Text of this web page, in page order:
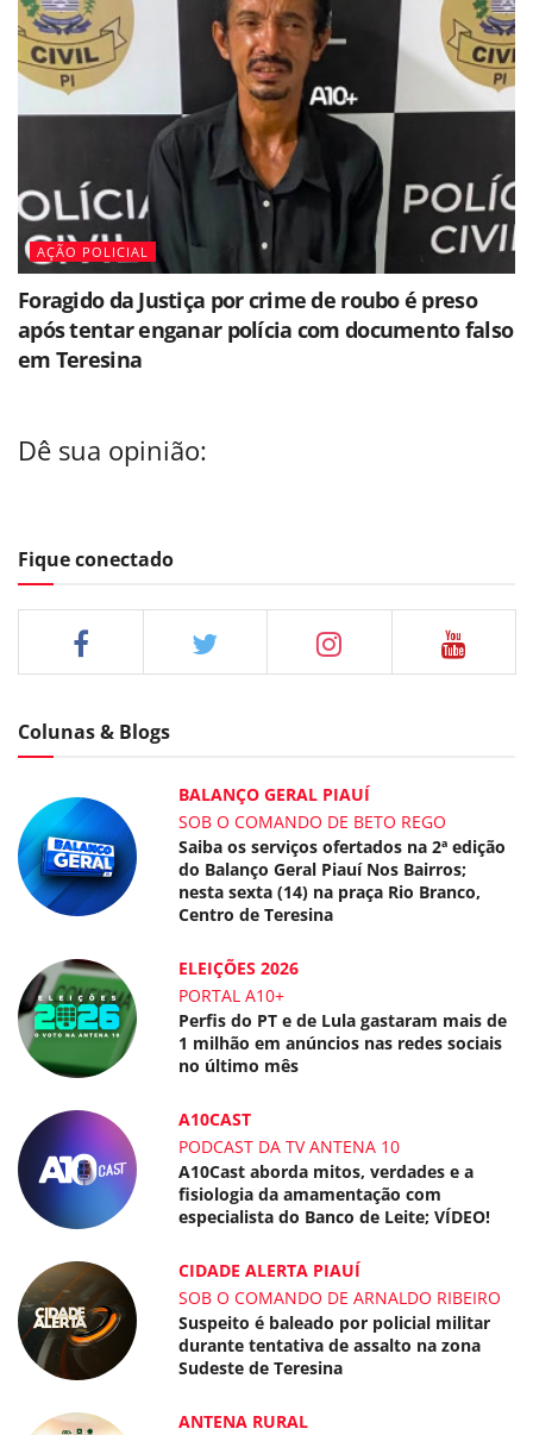
AÇÃO POLICIAL
Foragido da Justiça por crime de roubo é preso
após tentar enganar polícia com documento falso
em Teresina
Dê sua opinião:
Fique conectado
Colunas & Blogs
BALANÇO GERAL PIAUÍ
SOB O COMANDO DE BETO REGO
Saiba os serviços ofertados na 2ª edição
do Balanço Geral Piauí Nos Bairros;
nesta sexta (14) na praça Rio Branco,
Centro de Teresina
ELEIÇÕES 2026
PORTAL A10+
Perfis do PT e de Lula gastaram mais de
1 milhão em anúncios nas redes sociais
no último mês
A10CAST
PODCAST DA TV ANTENA 10
A10Cast aborda mitos, verdades e a
fisiologia da amamentação com
especialista do Banco de Leite; VÍDEO!
CIDADE ALERTA PIAUÍ
SOB O COMANDO DE ARNALDO RIBEIRO
Suspeito é baleado por policial militar
durante tentativa de assalto na zona
Sudeste de Teresina
ANTENA RURAL